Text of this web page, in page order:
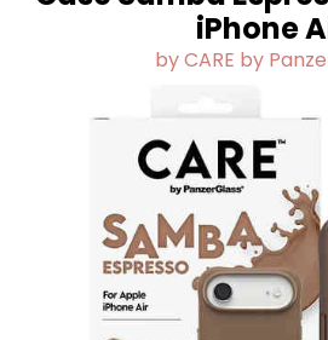
iPhone
by CARE by